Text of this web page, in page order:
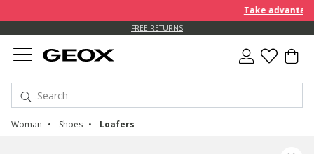
Take advantage
FREE RETURNS
Woman Shoes Loafers